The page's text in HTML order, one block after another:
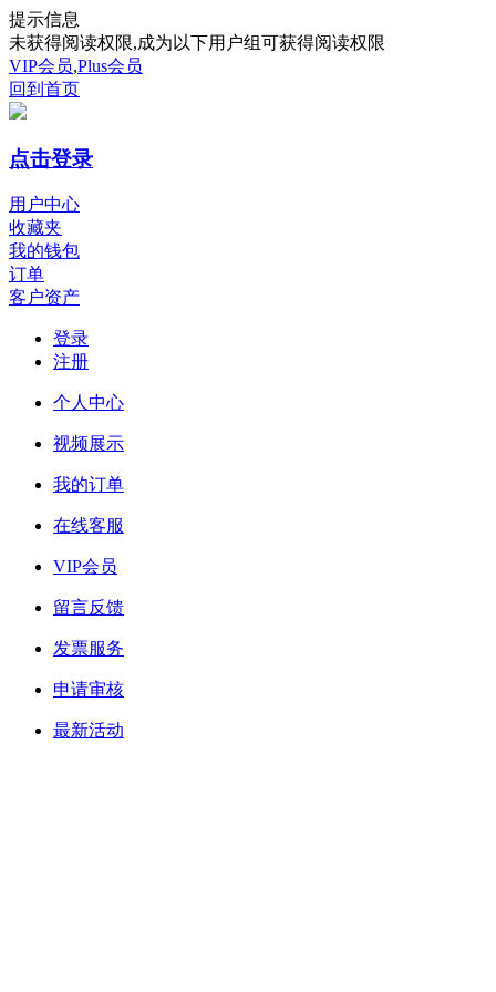
提示信息
未获得阅读权限,成为以下用户组可获得阅读权限
VIP会员,Plus会员
回到首页
点击登录
用户中心
收藏夹
我的钱包
订单
客户资产
登录
注册
个人中心
视频展示
我的订单
在线客服
VIP会员
留言反馈
发票服务
申请审核
最新活动